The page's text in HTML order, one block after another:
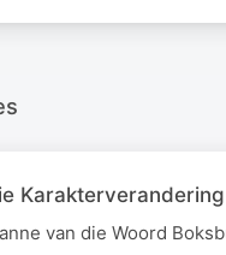
van die Woord